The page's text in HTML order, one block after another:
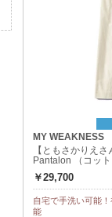
MY WEAKNESS
【ともさかりえ
Pantalon （コット
￥29,700
自宅で手洗い可能
能